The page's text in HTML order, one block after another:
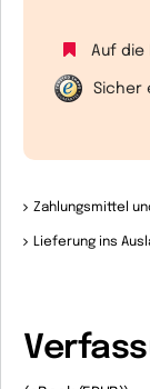
Auf die
Sicher
Zahlungsmittel
Lieferung ins